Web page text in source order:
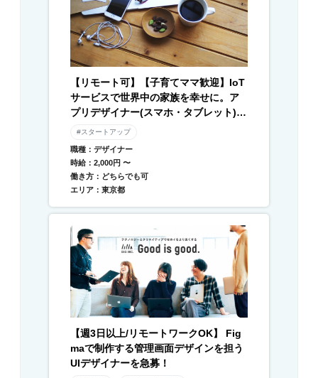
【リモート可】【子育てママ歓迎】IoT
サービスで世界中の家族を幸せに。ア
プリデザイナー(スマホ・タブレット) /
Webデザイナー募集
#スタートアップ
職種：デザイナー
時給：2,000円 〜
働き方：どちらでも可
エリア：東京都
【週3日以上/リモートワークOK】 Fig
maで制作する管理画面デザインを担う
UIデザイナーを急募！